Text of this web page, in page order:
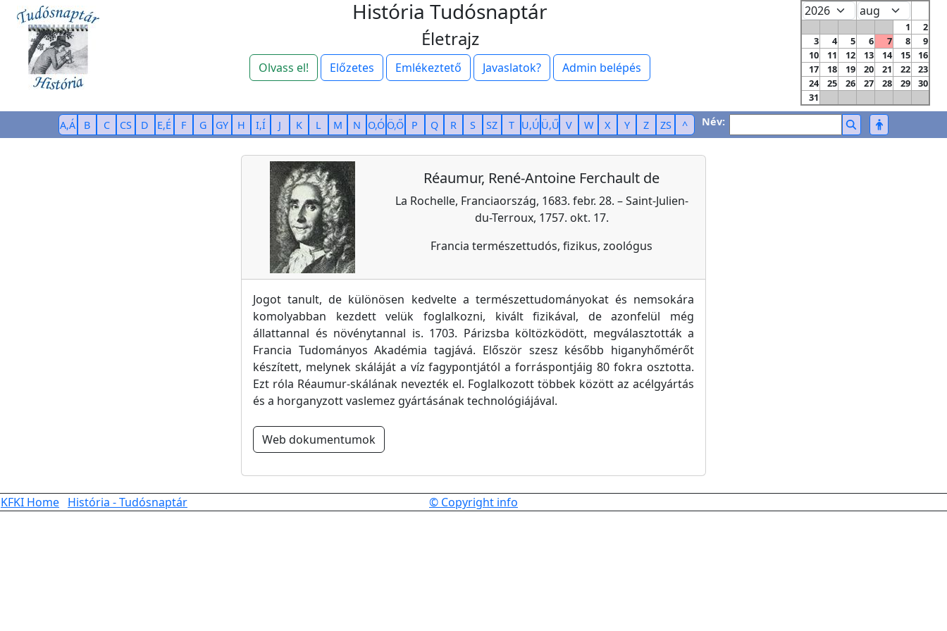
História Tudósnaptár
Életrajz
Olvass el! Előzetes Emlékeztető Javaslatok? Admin belépés
1
2
3
4 5 6 7 8
9
10
11 12 13 14 15
16
17
18 19 20 21 22
23
24
25 26 27 28 29
30
31
A,Á B C CS D E,É F G GY H I,Í J K L M N O,Ó Ö,Ő P Q R S SZ T U,Ú Ü,Ű V W X Y Z ZS ^ Név:
Réaumur, René-Antoine Ferchault de
La Rochelle, Franciaország, 1683. febr. 28. – Saint-Julien-
du-Terroux, 1757. okt. 17.
Francia természettudós, fizikus, zoológus
Jogot tanult, de különösen kedvelte a természettudományokat és nemsokára
komolyabban kezdett velük foglalkozni, kivált fizikával, de azonfelül még
állattannal és növénytannal is. 1703. Párizsba költözködött, megválasztották a
Francia Tudományos Akadémia tagjává. Először szesz később higanyhőmérőt
készített, melynek skáláját a víz fagypontjától a forráspontjáig 80 fokra osztotta.
Ezt róla Réaumur-skálának nevezték el. Foglalkozott többek között az acélgyártás
és a horganyzott vaslemez gyártásának technológiájával.
Web dokumentumok
KFKI Home História - Tudósnaptár © Copyright info